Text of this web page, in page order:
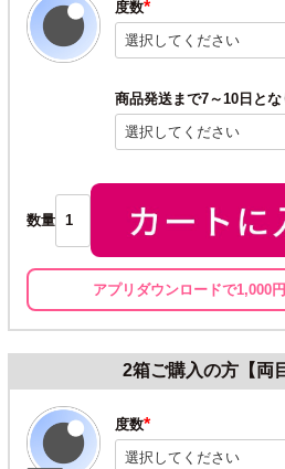
度数
(必
須)
商品発送まで7～10日と
数量
アプリダウンロードで1,000
2箱ご購入の方【両
度数
(必
須)